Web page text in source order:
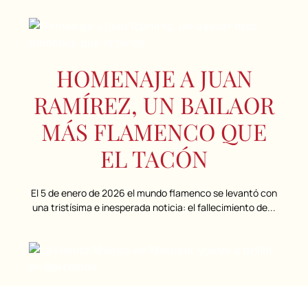
HOMENAJE A JUAN
RAMÍREZ, UN BAILAOR
MÁS FLAMENCO QUE
EL TACÓN
El 5 de enero de 2026 el mundo flamenco se levantó con
una tristísima e inesperada noticia: el fallecimiento de...